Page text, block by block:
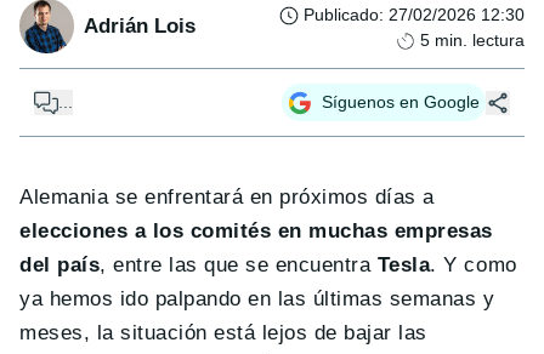
Adrián Lois Publicado: 27/02/2026 12:30
5 min. lectura
... Síguenos en Google
Alemania se enfrentará en próximos días a
elecciones a los comités en muchas empresas
del país, entre las que se encuentra Tesla. Y como
ya hemos ido palpando en las últimas semanas y
meses, la situación está lejos de bajar las